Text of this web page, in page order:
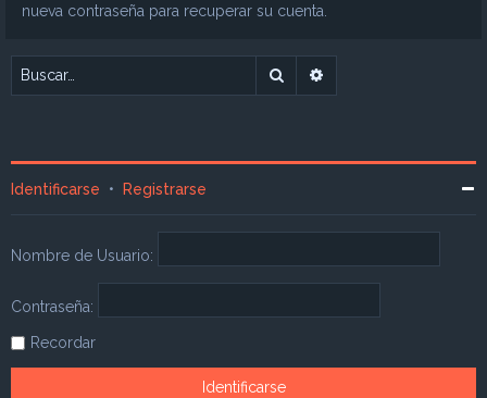
nueva contraseña para recuperar su cuenta.
Buscar
Identificarse • Registrarse
Nombre de Usuario:
Contraseña:
Recordar